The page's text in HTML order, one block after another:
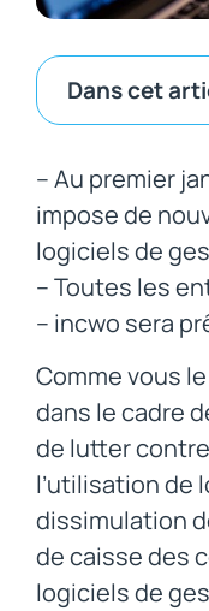
Dans cet
– Au premier
impose de
logiciels de
– Toutes les
– incwo sera
Comme vous
dans le cadre
de lutter contre
l’utilisation de
dissimulation
de caisse des
logiciels de